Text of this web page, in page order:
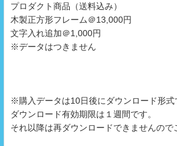
プロダクト商品（送料込み）
木製正方形フレーム＠13,000円
文字入れ追加＠1,000円
※データはつきません
※購入データは10日後にダウンロード形式
ダウンロード有効期限は１週間です。
それ以降は再ダウンロードできませんので